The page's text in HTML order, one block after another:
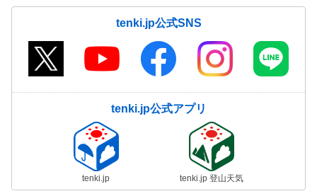
tenki.jp公式SNS
tenki.jp公式アプリ
tenki.jp tenki.jp 登山天気